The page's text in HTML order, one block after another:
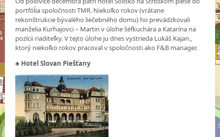
portfóĺia spoločnosti TMR. Niekoľko rokov (vrátane
rekonštrukcie bývalého liečebného domu) ho prevádzkovali
manželia Kurhajovci – Martin v úlohe šéfkuchára a Katarína na
pozícii riaditeľky. V tejto úlohe ju dnes vystrieda Lukáš Kajan.,
ktorý niekoľko rokov pracoval v spoločnosti ako F&B manager.
♣ Hotel Slovan Piešťany